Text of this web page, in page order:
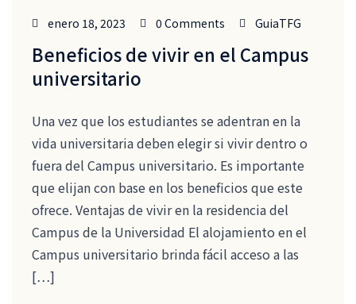
enero 18, 2023 0 Comments GuiaTFG
Beneficios de vivir en el Campus
universitario
Una vez que los estudiantes se adentran en la
vida universitaria deben elegir si vivir dentro o
fuera del Campus universitario. Es importante
que elijan con base en los beneficios que este
ofrece. Ventajas de vivir en la residencia del
Campus de la Universidad El alojamiento en el
Campus universitario brinda fácil acceso a las
[…]